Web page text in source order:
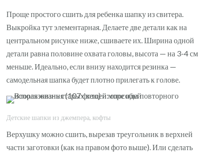
Проще простого сшить для ребенка шапку из свитера.
Выкройка тут элементарная. Делаете две детали как на
центральном рисунке ниже, сшиваете их. Ширина одной
детали равна половине охвата головы, высота — на 3-4 см
меньше. Идеально, если внизу находится резинка —
самодельная шапка будет плотно прилегать к голове.
Детские шапки из джемпера, кофты
Верхушку можно сшить, вырезав треугольник в верхней
части заготовки (как на правом фото выше). Или сделать